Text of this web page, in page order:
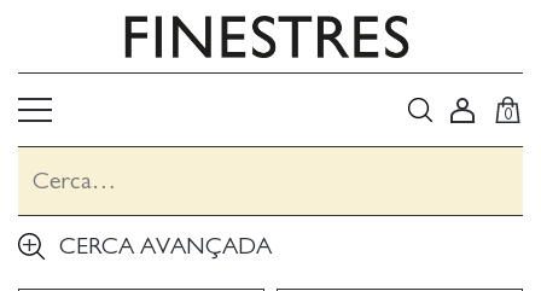
0
CERCA AVANÇADA